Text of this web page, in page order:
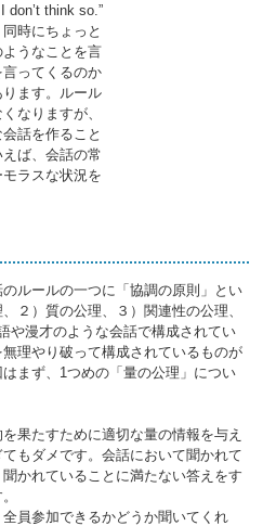
think so.”
時にちょっと
うなことを言
ってくるのか
ます。ルール
なりますが、
話を作ること
ば、会話の常
ラスな状況を
ルールの一つに「協調の原則」とい
２）質の公理、３）関連性の公理、
や漫才のような会話で構成されてい
理やり破って構成されているものが
まず、1つめの「量の公理」につい
果たすために適切な量の情報を与え
もダメです。会話において聞かれて
かれていることに満たない答えをす
員参加できるかどうか聞いてくれ